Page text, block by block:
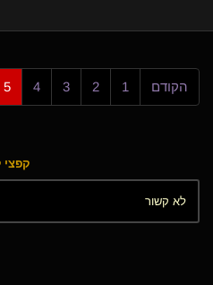
הקודם 1
2
3
4
5
קפצי